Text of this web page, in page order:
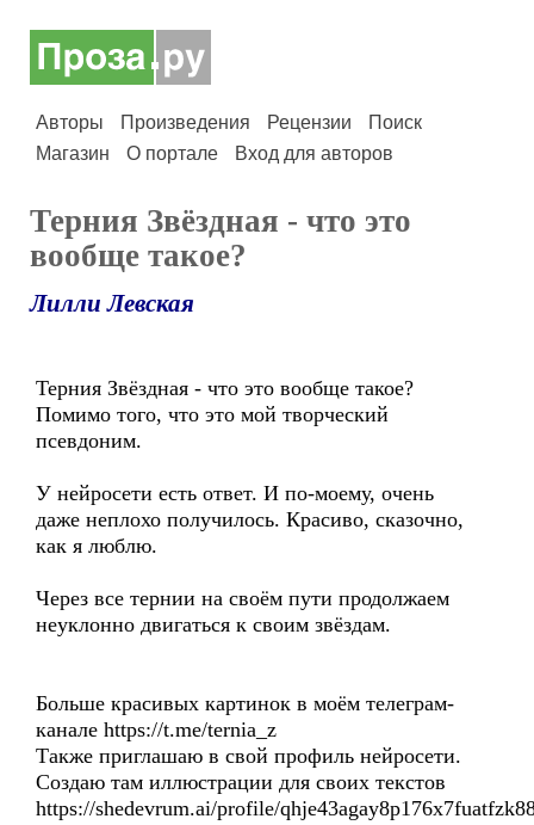
Авторы Произведения Рецензии
Поиск
Магазин
О портале Вход для авторов
Терния Звёздная - что это
вообще такое?
Лилли Левская
Терния Звёздная - что это вообще такое?
Помимо того, что это мой творческий
псевдоним.
У нейросети есть ответ. И по-моему, очень
даже неплохо получилось. Красиво, сказочно,
как я люблю.
Через все тернии на своём пути продолжаем
неуклонно двигаться к своим звёздам.
Больше красивых картинок в моём телеграм-
канале https://t.me/ternia_z
Также приглашаю в свой профиль нейросети.
Создаю там иллюстрации для своих текстов
https://shedevrum.ai/profile/